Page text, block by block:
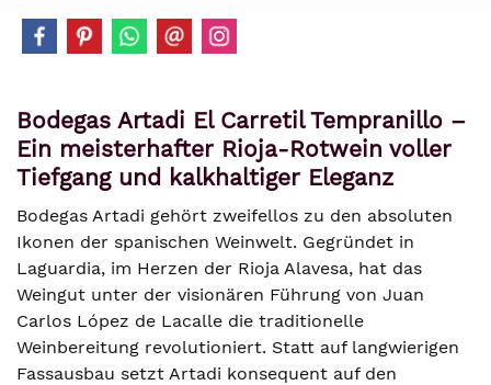
Bodegas Artadi El Carretil Tempranillo –
Ein meisterhafter Rioja-Rotwein voller
Tiefgang und kalkhaltiger Eleganz
Bodegas Artadi gehört zweifellos zu den absoluten
Ikonen der spanischen Weinwelt. Gegründet in
Laguardia, im Herzen der Rioja Alavesa, hat das
Weingut unter der visionären Führung von Juan
Carlos López de Lacalle die traditionelle
Weinbereitung revolutioniert. Statt auf langwierigen
Fassausbau setzt Artadi konsequent auf den